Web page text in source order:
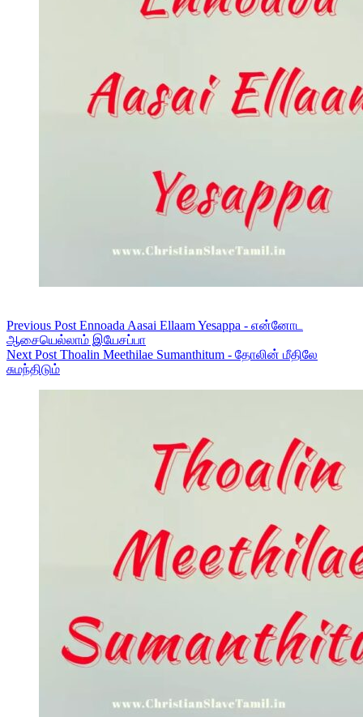
Previous Post Ennoada Aasai Ellaam Yesappa - என்னோட
ஆசையெல்லாம் இயேசப்பா
Next Post Thoalin Meethilae Sumanthitum - தோலின் மீதிலே
சுமந்திடும்